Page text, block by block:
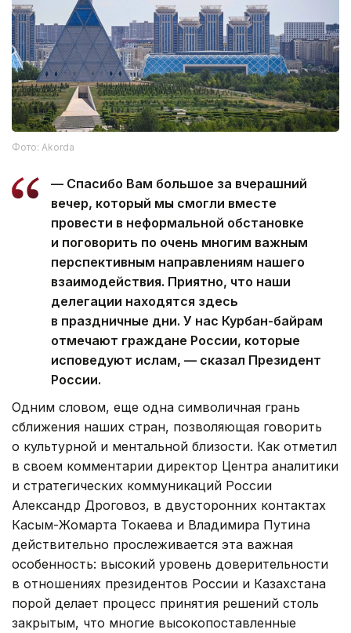
Фото: Akorda
— Спасибо Вам большое за вчерашний
вечер, который мы смогли вместе
провести в неформальной обстановке
и поговорить по очень многим важным
перспективным направлениям нашего
взаимодействия. ​Приятно, что наши
делегации находятся здесь
в праздничные дни. У нас Курбан-байрам
отмечают граждане России, которые
исповедуют ислам, — сказал Президент
России.
Одним словом, еще одна символичная грань
сближения наших стран, позволяющая говорить
о культурной и ментальной близости. Как отметил
в своем комментарии директор Центра аналитики
и стратегических коммуникаций России
Александр Дроговоз, в двусторонних контактах
Касым-Жомарта Токаева и Владимира Путина
действительно прослеживается эта важная
особенность: высокий уровень доверительности
в отношениях президентов России и Казахстана
порой делает процесс принятия решений столь
закрытым, что многие высокопоставленные